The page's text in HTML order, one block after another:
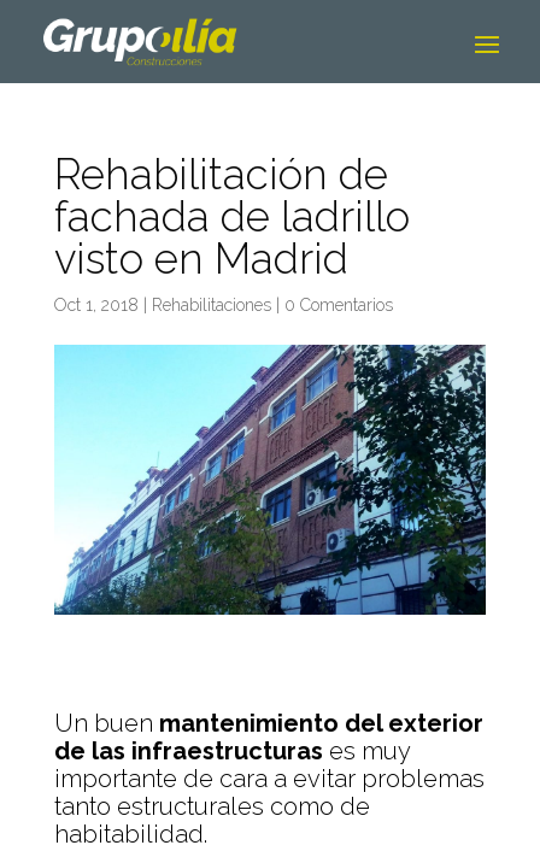
Rehabilitación de
fachada de ladrillo
visto en Madrid
Oct 1, 2018 Rehabilitaciones| 0 Comentarios
Un buen mantenimiento del exterior
de las infraestructuras es muy
importante de cara a evitar problemas
tanto estructurales como de
habitabilidad.